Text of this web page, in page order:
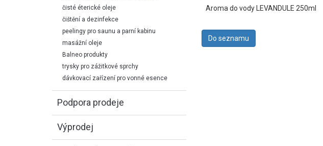
čisté éterické oleje
čištění a dezinfekce
peelingy pro saunu a parní kabinu
masážní oleje
Balneo produkty
trysky pro zážitkové sprchy
dávkovací zařízení pro vonné esence
Podpora prodeje
Výprodej
Aroma do vody LEVANDULE 250ml